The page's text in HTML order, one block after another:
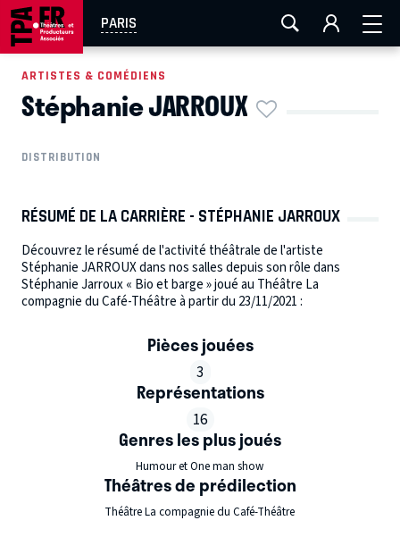
PARIS
AIX-MARSEILLE LA ROCHELLE
EN TOURNÉE
ARTISTES & COMÉDIENS
Stéphanie JARROUX
DISTRIBUTION
RÉSUMÉ DE LA CARRIÈRE - STÉPHANIE JARROUX
Découvrez le résumé de l'activité théâtrale de l'artiste
Stéphanie JARROUX dans nos salles depuis son rôle dans
Stéphanie Jarroux « Bio et barge » joué au Théâtre La
compagnie du Café-Théâtre à partir du 23/11/2021 :
Pièces jouées
3
Représentations
16
Genres les plus joués
Humour et One man show
Théâtres de prédilection
Théâtre La compagnie du Café-Théâtre